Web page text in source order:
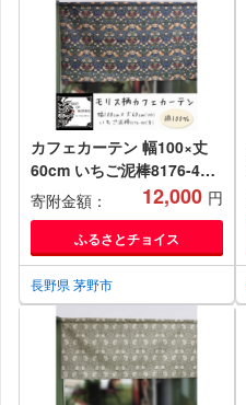
カフェカーテン 幅100×丈
60cm いちご泥棒8176-44
Fabric by ベストオブモリ
ス【1640684】
寄附金額： 12,000 円
ふるさとチョイス
長野県 茅野市